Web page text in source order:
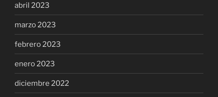
abril 2023
marzo 2023
febrero 2023
enero 2023
diciembre 2022